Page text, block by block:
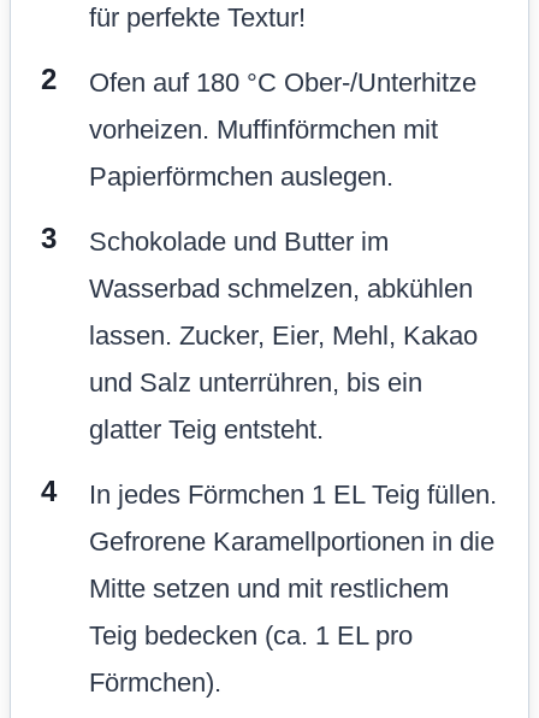
für perfekte Textur!
Ofen auf 180 °C Ober-/Unterhitze
vorheizen. Muffinförmchen mit
Papierförmchen auslegen.
Schokolade und Butter im
Wasserbad schmelzen, abkühlen
lassen. Zucker, Eier, Mehl, Kakao
und Salz unterrühren, bis ein
glatter Teig entsteht.
In jedes Förmchen 1 EL Teig füllen.
Gefrorene Karamellportionen in die
Mitte setzen und mit restlichem
Teig bedecken (ca. 1 EL pro
Förmchen).